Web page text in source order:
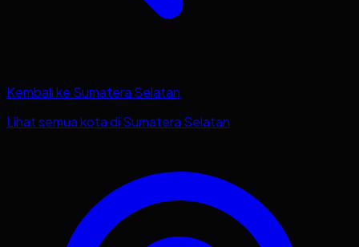
Kembali ke Sumatera Selatan
Lihat semua kota di Sumatera Selatan